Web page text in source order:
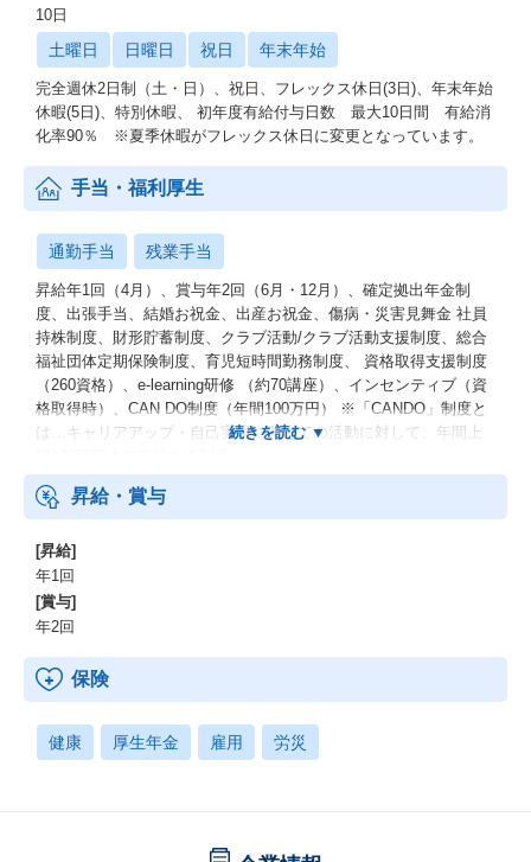
10日
土曜日 日曜日 祝日 年末年始
完全週休2日制（土・日）、祝日、フレックス休日(3日)、年末年始
休暇(5日)、特別休暇、 初年度有給付与日数 最大10日間 有給消
化率90％ ※夏季休暇がフレックス休日に変更となっています。
手当・福利厚生
通勤手当 残業手当
昇給年1回（4月）、賞与年2回（6月・12月）、確定拠出年金制
度、出張手当、結婚お祝金、出産お祝金、傷病・災害見舞金 社員
持株制度、財形貯蓄制度、クラブ活動/クラブ活動支援制度、総合
福祉団体定期保険制度、育児短時間勤務制度、 資格取得支援制度
（260資格）、e-learning研修 （約70講座）、インセンティブ（資
格取得時）、CAN DO制度（年間100万円） ※「CANDO」制度と
は…キャリアアップ・自己実現に向けての活動に対して、年間上
昇給・賞与
[昇給]
年1回
[賞与]
年2回
保険
健康 厚生年金 雇用 労災